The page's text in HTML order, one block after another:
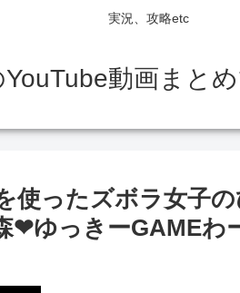
実況、攻略etc
動画まとめ
使ったズボラ女子の
❤ゆっきーGAMEわ